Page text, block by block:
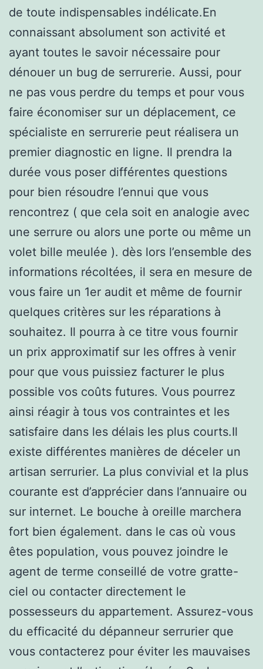
de toute indispensables indélicate.En
connaissant absolument son activité et
ayant toutes le savoir nécessaire pour
dénouer un bug de serrurerie. Aussi, pour
ne pas vous perdre du temps et pour vous
faire économiser sur un déplacement, ce
spécialiste en serrurerie peut réalisera un
premier diagnostic en ligne. Il prendra la
durée vous poser différentes questions
pour bien résoudre l’ennui que vous
rencontrez ( que cela soit en analogie avec
une serrure ou alors une porte ou même un
volet bille meulée ). dès lors l’ensemble des
informations récoltées, il sera en mesure de
vous faire un 1er audit et même de fournir
quelques critères sur les réparations à
souhaitez. Il pourra à ce titre vous fournir
un prix approximatif sur les offres à venir
pour que vous puissiez facturer le plus
possible vos coûts futures. Vous pourrez
ainsi réagir à tous vos contraintes et les
satisfaire dans les délais les plus courts.Il
existe différentes manières de déceler un
artisan serrurier. La plus convivial et la plus
courante est d’apprécier dans l’annuaire ou
sur internet. Le bouche à oreille marchera
fort bien également. dans le cas où vous
êtes population, vous pouvez joindre le
agent de terme conseillé de votre gratte-
ciel ou contacter directement le
possesseurs du appartement. Assurez-vous
du efficacité du dépanneur serrurier que
vous contacterez pour éviter les mauvaises